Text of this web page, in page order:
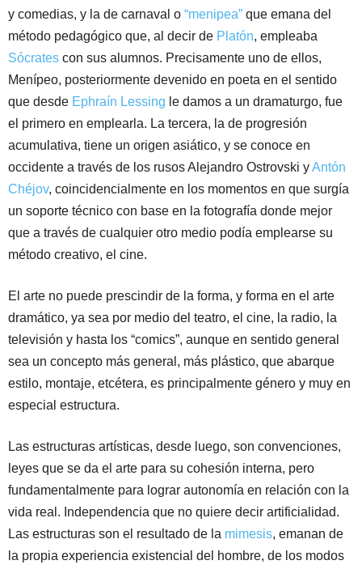
y comedias, y la de carnaval o “menipea” que emana del
método pedagógico que, al decir de Platón, empleaba
Sócrates con sus alumnos. Precisamente uno de ellos,
Menípeo, posteriormente devenido en poeta en el sentido
que desde Ephraín Lessing le damos a un dramaturgo, fue
el primero en emplearla. La tercera, la de progresión
acumulativa, tiene un origen asiático, y se conoce en
occidente a través de los rusos Alejandro Ostrovski yAntón
Chéjov, coincidencialmente en los momentos en que surgía
un soporte técnico con base en la fotografía donde mejor
que a través de cualquier otro medio podía emplearse su
método creativo, el cine.
El arte no puede prescindir de la forma, y forma en el arte
dramático, ya sea por medio del teatro, el cine, la radio, la
televisión y hasta los “comics”, aunque en sentido general
sea un concepto más general, más plástico, que abarque
estilo, montaje, etcétera, es principalmente género y muy en
especial estructura.
Las estructuras artísticas, desde luego, son convenciones,
leyes que se da el arte para su cohesión interna, pero
fundamentalmente para lograr autonomía en relación con la
vida real. Independencia que no quiere decir artificialidad.
Las estructuras son el resultado de la mimesis, emanan de
la propia experiencia existencial del hombre, de los modos